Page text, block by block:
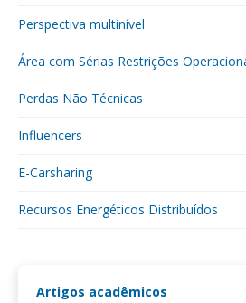
Perspectiva multinível
Área com Sérias Restrições
Perdas Não Técnicas
Influencers
E-Carsharing
Recursos Energéticos Distribuídos
Artigos acadêmicos